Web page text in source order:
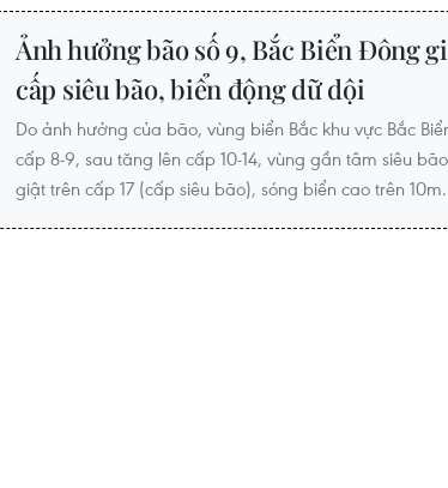
Ảnh hưởng bão số 9, Bắc Biển Đông
cấp siêu bão, biển động dữ dội
Do ảnh hưởng của bão, vùng biển Bắc khu vực Bắc
cấp 8-9, sau tăng lên cấp 10-14, vùng gần tâm siêu
giật trên cấp 17 (cấp siêu bão), sóng biển cao trên 10m.